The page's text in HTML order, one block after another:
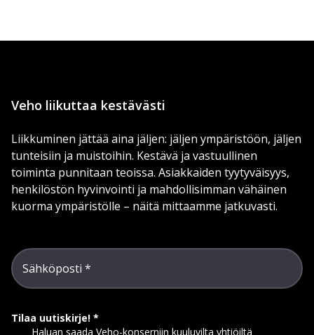
Veho liikuttaa kestävästi
Liikkuminen jättää aina jäljen: jäljen ympäristöön, jäljen
tunteisiin ja muistoihin. Kestävä ja vastuullinen
toiminta punnitaan teoissa. Asiakkaiden tyytyväisyys,
henkilöstön hyvinvointi ja mahdollisimman vähäinen
kuorma ympäristölle – näitä mittaamme jatkuvasti.
Sähköposti
Tilaa uutiskirje!
Haluan saada Veho-konserniin kuuluvilta yhtiöiltä